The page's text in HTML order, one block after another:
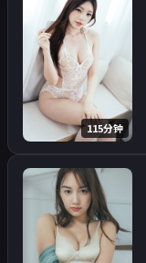
115分钟